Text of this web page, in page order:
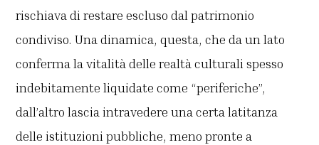
rischiava di restare escluso dal patrimonio
condiviso. Una dinamica, questa, che da un lato
conferma la vitalità delle realtà culturali spesso
indebitamente liquidate come “periferiche”,
dall’altro lascia intravedere una certa latitanza
delle istituzioni pubbliche, meno pronte a